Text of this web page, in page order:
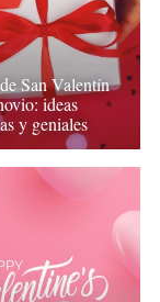
San Valentín
ideas
y geniales